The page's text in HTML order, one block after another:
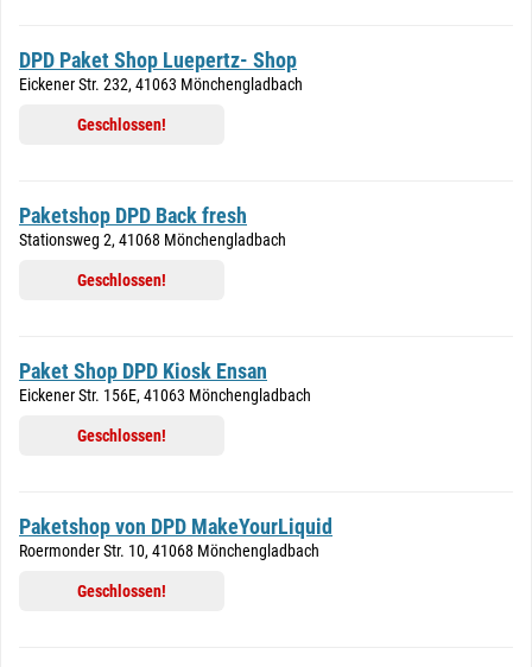
DPD Paket Shop Luepertz- Shop
Eickener Str. 232, 41063 Mönchengladbach
Geschlossen!
Paketshop DPD Back fresh
Stationsweg 2, 41068 Mönchengladbach
Geschlossen!
Paket Shop DPD Kiosk Ensan
Eickener Str. 156E, 41063 Mönchengladbach
Geschlossen!
Paketshop von DPD MakeYourLiquid
Roermonder Str. 10, 41068 Mönchengladbach
Geschlossen!